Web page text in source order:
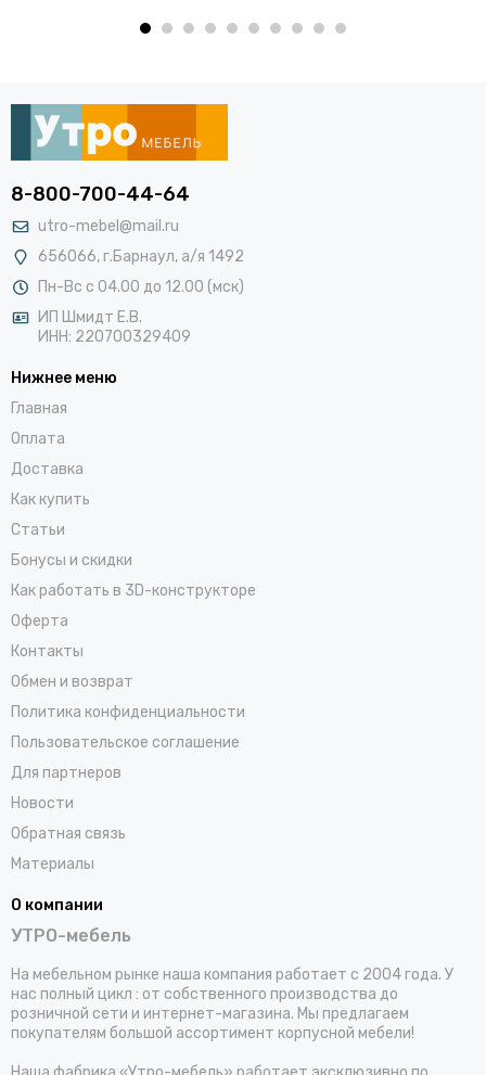
8-800-700-44-64
utro-mebel@mail.ru
656066, г.Барнаул, а/я 1492
Пн-Вс с 04.00 до 12.00 (мск)
ИП Шмидт Е.В.
ИНН: 220700329409
Нижнее меню
Главная
Оплата
Доставка
Как купить
Статьи
Бонусы и скидки
Как работать в 3D-конструкторе
Оферта
Контакты
Обмен и возврат
Политика конфиденциальности
Пользовательское соглашение
Для партнеров
Новости
Обратная связь
Материалы
О компании
УТРО-мебель
На мебельном рынке наша компания работает с 2004 года. У
нас полный цикл : от собственного производства до
розничной сети и интернет-магазина. Мы предлагаем
покупателям большой ассортимент корпусной мебели!